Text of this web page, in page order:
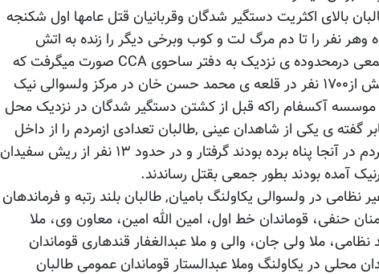
بالای اکثریت دستگیر شدگان وقربانیان قتل عامها اول شکنجه
وهر نفر را تا دم مرگ لت و کوب وبرخی دیگر را زنده به اتش
میسوختاندند. تمامی این کشتارهای جمعی درمحدوده ی نزدیک به دفتر ساحوی CCA صورت میگرفت که
بطور نمونه میتوان از نگهداری تقریبا بیش از۱۷۰۰ نفر در قلعه ی محمد حسن خان در مرکز ولسوالی نیک
موسسه آکسفام راکه قبل از کشتن دستگیر شدگان در نزدیک محل
گفته ی یکی از شاهدان عینی ,طالبان تعدادی ازمردم را از داخل
سالون نماز قریه ی کته خانه جائیکه مردم در آنجا پناه برده بودند گرفتار و در حدود ۱۳ نفر از ریش سفیدان
آمده بودند بطور جمعی بقتل رساندند.
نظامی در ولسوالی یکاولنگ بامیان, طالبان بلند رتبه و فرماندهان
حنفی، قوماندان خط اول، امین الله امین، معاون وی، ملا
نظامی، ملا ولی جان، والی و ملا عبدالغفار قندهاری قوماندان
محلی در یکاولنگ وملا عبدالستار قوماندان عمومی طالبان